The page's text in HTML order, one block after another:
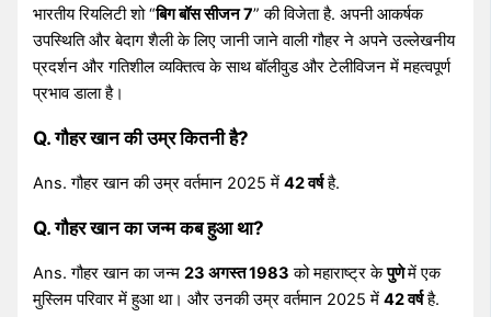
भारतीय रियलिटी शो “बिग बॉस सीजन 7” की विजेता है. अपनी आकर्षक
उपस्थिति और बेदाग शैली के लिए जानी जाने वाली गौहर ने अपने उल्लेखनीय
प्रदर्शन और गतिशील व्यक्तित्व के साथ बॉलीवुड और टेलीविजन में महत्वपूर्ण
प्रभाव डाला है।
Q. गौहर खान की उम्र कितनी है?
Ans. गौहर खान की उम्र वर्तमान 2025 में42 वर्षहै.
Q. गौहर खान का जन्म कब हुआ था?
Ans. गौहर खान का जन्म23 अगस्त 1983 को महाराष्ट्र केपुणेमें एक
मुस्लिम परिवार में हुआ था। और उनकी उम्र वर्तमान 2025 में42 वर्षहै.